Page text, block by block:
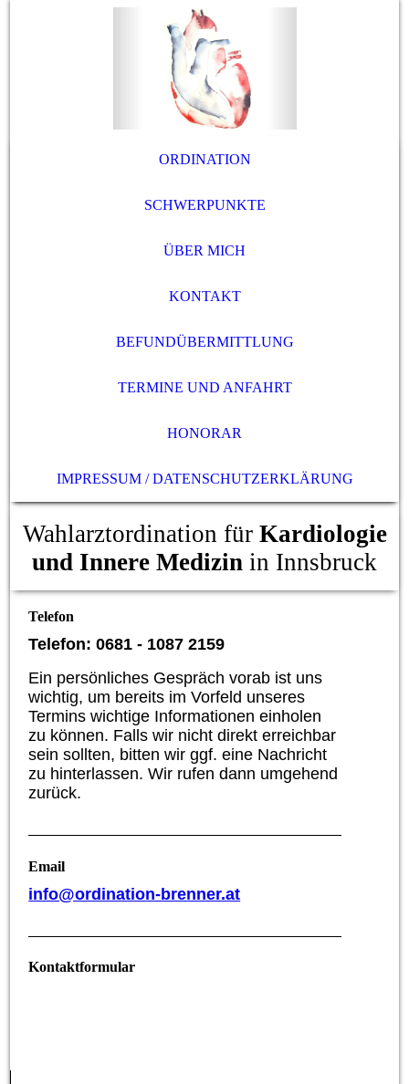
ORDINATION
SCHWERPUNKTE
ÜBER MICH
KONTAKT
BEFUNDÜBERMITTLUNG
TERMINE UND ANFAHRT
HONORAR
IMPRESSUM / DATENSCHUTZERKLÄRUNG
Wahlarztordination fürKardiologie
und Innere Medizin in Innsbruck
Telefon
Telefon:0681 - 1087 2159
Ein persönliches Gespräch vorab ist uns
wichtig, um bereits im Vorfeld unseres
Termins wichtige Informationen einholen
zu können. Falls wir nicht direkt erreichbar
sein sollten, bitten wir ggf. eine Nachricht
zu hinterlassen. Wir rufen dann umgehend
zurück.
Email
info@ordination-brenner.at
Kontaktformular